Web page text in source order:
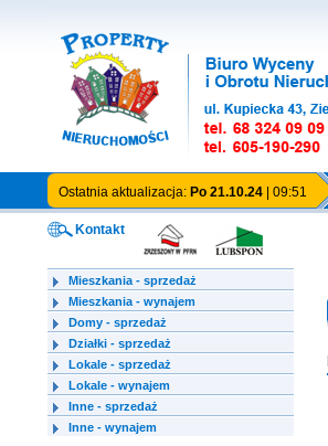
Kontakt
Mieszkania - sprzedaż
Mieszkania - wynajem
Domy - sprzedaż
Działki - sprzedaż
Lokale - sprzedaż
Lokale - wynajem
Inne - sprzedaż
Inne - wynajem
Ostatnia aktualizacja: Po 21.10.24| 09:51